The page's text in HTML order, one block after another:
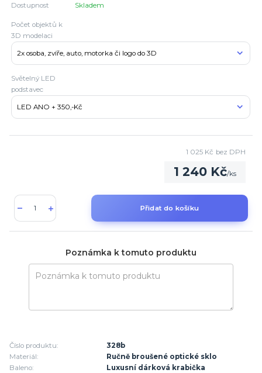
Dostupnost Skladem
Počet objektů k
3D modelaci
Světelný LED
podstavec
1 240 Kč/ks
1 025 Kč bez DPH
Přidat do košíku
Poznámka k tomuto produktu
Číslo produktu:
328b
Materiál:
Ručně broušené optické sklo
Baleno:
Luxusní dárková krabička